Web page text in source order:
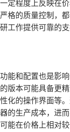
定程度上反映在
格的质量控制，
工作提供可靠的支
能和配置也是影响
版本可能具备更
化的操作界面等
的生产成本，进而
能在价格上相对